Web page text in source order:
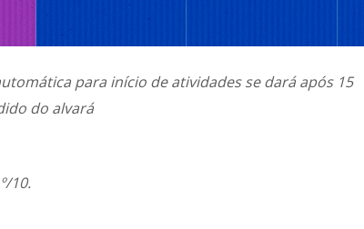
para início de atividades se dará após 15
do alvará
10.